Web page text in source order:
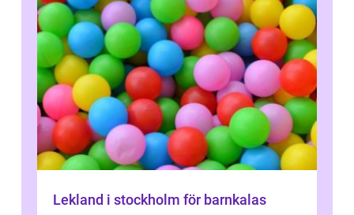
Lekland i stockholm för barnkalas